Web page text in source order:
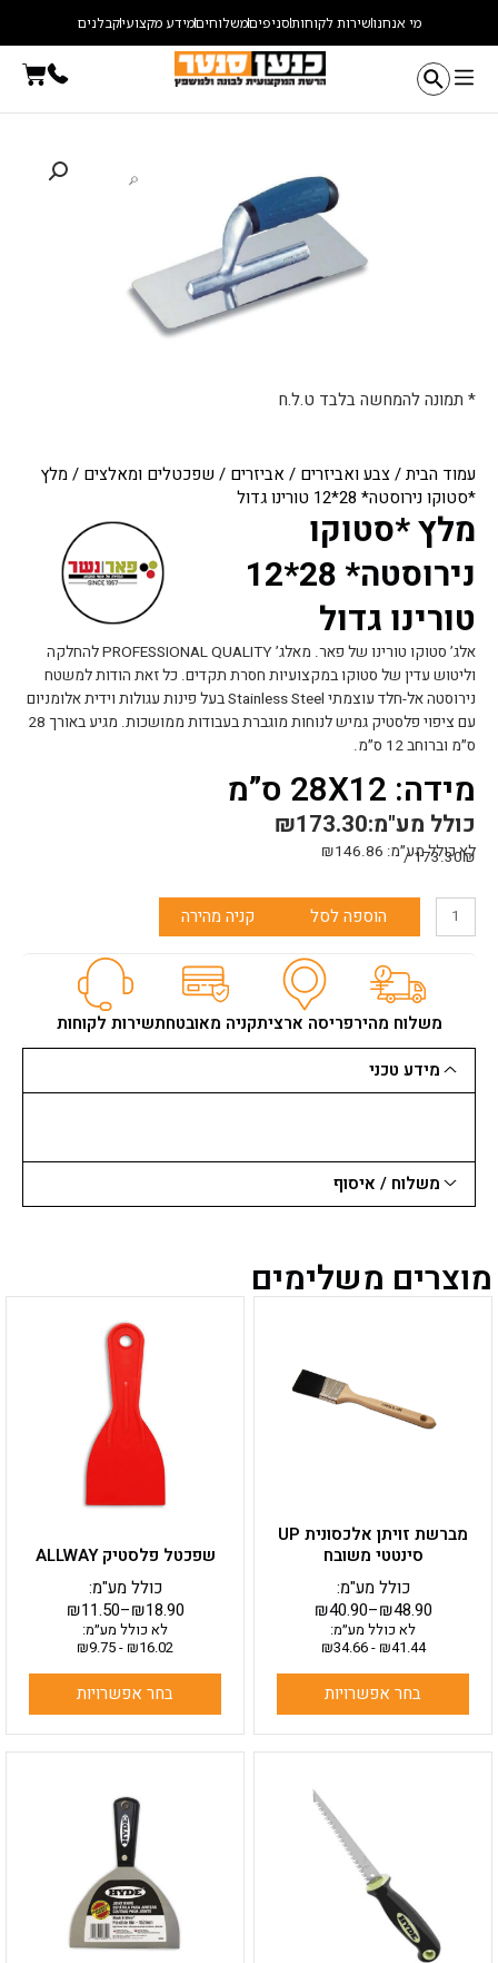
מי אנחנושירות לקוחותסניפיםמשלוחיםמידע מקצועיקבלנים
עמוד הבית/צבע ואביזרים / אביזרים / שפכטלים ומאלצים / מלץ
*סטוקו נירוסטה* 28*12 טורינו גדול
מלץ *סטוקו
נירוסטה* 28*12
טורינו גדול
אלג’ סטוקו טורינו של פאר. מאלג’ PROFESSIONAL QUALITY להחלקה
וליטוש עדין של סטוקו במקצועיות חסרת תקדים. כל זאת הודות למשטח
נירוסטה אל-חלד עוצמתי Stainless Steel בעל פינות עגולות וידית אלומניום
עם ציפוי פלסטיק גמיש לנוחות מוגברת בעבודות ממושכות. מגיע באורך 28
ס״מ וברוחב 12 ס״מ.
מידה: 28X12 ס”מ
₪173.30כולל מע"מ:
לא כולל מע״מ: ₪146.86
173.30₪ /
כמות
נירוסטה*
28*12
גדול
הוספה לסל קניה מהירה
משלוח מהירפריסה ארציתקניה מאובטחתשירות לקוחות
מידע טכני
משלוח / איסוף
* תמונה להמחשה בלבד ט.ל.ח
מוצרים משלימים
מברשת זויתן אלכסונית UP
סינטטי משובח
₪40.90–₪48.90
כולל מע"מ:
לא כולל מע״מ:
₪41.44
-
₪34.66
בחר אפשרויות
מספר
סוגים.
המוצר
שפכטל פלסטיק ALLWAY
₪11.50–₪18.90
כולל מע"מ:
לא כולל מע״מ:
₪16.02
-
₪9.75
בחר אפשרויות
זה
יש
מספר
סוגים.
ניתן
לבחור
האפשרויות
יש
מספר
סוגים.
ניתן
לבחור
את
האפשרויות